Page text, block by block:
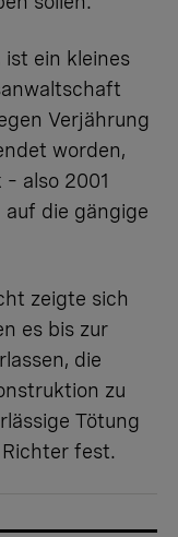
ein kleines
Verjährung
worden,
also 2001
die gängige
zeigte sich
es bis zur
die
zu
Tötung
fest.